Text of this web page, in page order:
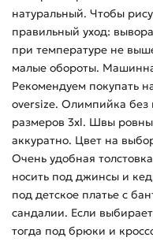
натуральный. Чтобы
правильный уход:
при температуре не
малые обороты.
Рекомендуем покупать
oversize. Олимпийка
размеров 3xl. Швы
аккуратно. Цвет на
Очень удобная
носить под джинсы и
под детское платье с
сандалии. Если
тогда под брюки и